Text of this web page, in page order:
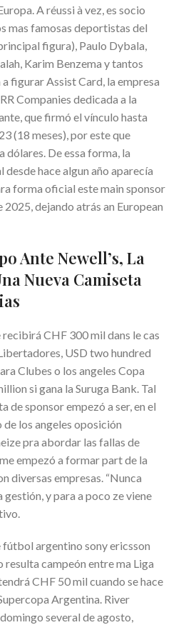
A réussi à vez, es socio
mas famosas deportistas del
figura), Paulo Dybala,
Karim Benzema y tantos
figurar Assist Card, la empresa
Companies dedicada a la
que firmó el vínculo hasta
(18 meses), por este que
dólares. De essa forma, la
desde hace algun año aparecía
forma oficial este main sponsor
dejando atrás an European
Ante Newell’s, La
Nueva Camiseta
CHF 300 mil dans le cas
USD two hundred
Clubes o los angeles Copa
si gana la Suruga Bank. Tal
de sponsor empezó a ser, en el
los angeles oposición
pra abordar las fallas de
empezó a formar part de la
diversas empresas. “Nunca
y para a poco ze viene
argentino sony ericsson
resulta campeón entre ma Liga
CHF 50 mil cuando se hace
Argentina. River
several de agosto,